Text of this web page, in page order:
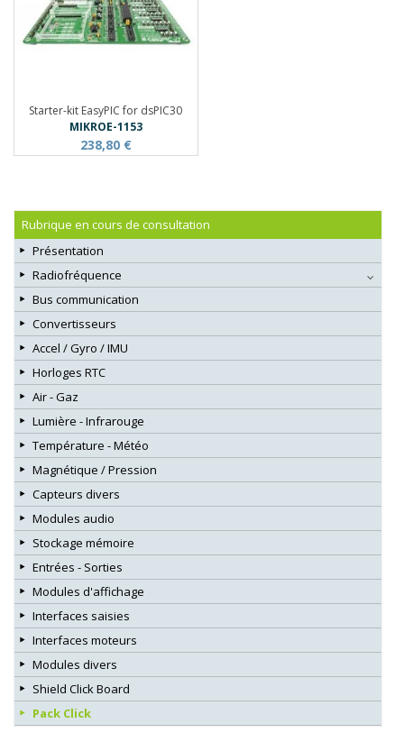
Starter-kit EasyPIC for dsPIC30
MIKROE-1153
238,80 €
Rubrique en cours de consultation
Présentation
Radiofréquence
Bus communication
Convertisseurs
Accel / Gyro / IMU
Horloges RTC
Air - Gaz
Lumière - Infrarouge
Température - Météo
Magnétique / Pression
Capteurs divers
Modules audio
Stockage mémoire
Entrées - Sorties
Modules d'affichage
Interfaces saisies
Interfaces moteurs
Modules divers
Shield Click Board
Pack Click